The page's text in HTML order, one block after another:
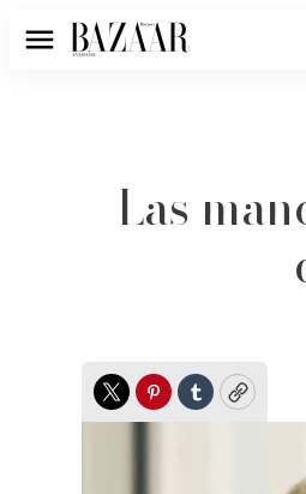
Menú
Las
TwitterPinterest
TumblrCopy